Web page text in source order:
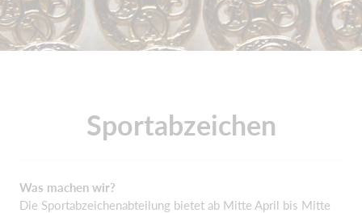
Sportabzeichen
Was machen wir?
Die Sportabzeichenabteilung bietet ab Mitte April bis Mitte